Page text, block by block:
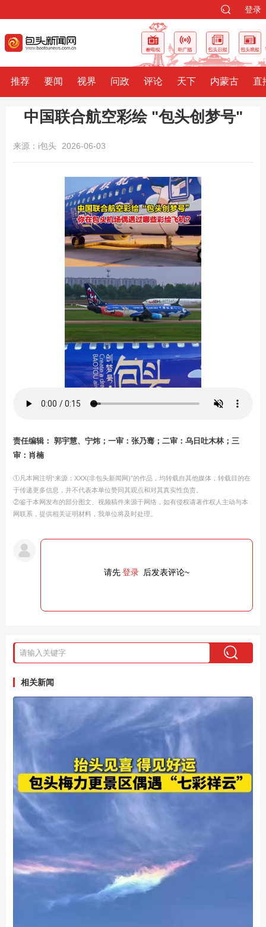
登录
推荐 要闻 视界 问政 评论 天下 内蒙古 直
中国联合航空彩绘 "包头创梦号"
来源：i包头 2026-06-03
责任编辑： 郭宇慧、宁炜；一审：张乃骞；二审：乌日吐木林；三
审：肖楠
①凡本网注明“来源：XXX(非包头新闻网)”的作品，均转载自其他媒体，转载目的在
于传递更多信息，并不代表本单位赞同其观点和对其真实性负责。
②鉴于本网发布的部分图文、视频稿件来源于网络，如有侵权请著作权人主动与本
网联系，提供相关证明材料，我单位将及时处理。
请先登录 后发表评论~
相关新闻